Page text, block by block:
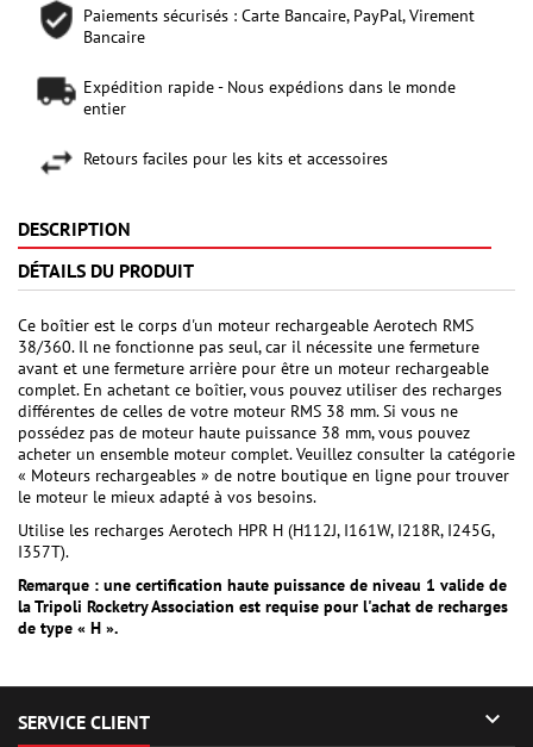
Paiements sécurisés : Carte Bancaire, PayPal, Virement
Bancaire
Expédition rapide - Nous expédions dans le monde
entier
Retours faciles pour les kits et accessoires
DESCRIPTION
DÉTAILS DU PRODUIT
Ce boîtier est le corps d'un moteur rechargeable Aerotech RMS
38/360. Il ne fonctionne pas seul, car il nécessite une fermeture
avant et une fermeture arrière pour être un moteur rechargeable
complet. En achetant ce boîtier, vous pouvez utiliser des recharges
différentes de celles de votre moteur RMS 38 mm. Si vous ne
possédez pas de moteur haute puissance 38 mm, vous pouvez
acheter un ensemble moteur complet. Veuillez consulter la catégorie
« Moteurs rechargeables » de notre boutique en ligne pour trouver
le moteur le mieux adapté à vos besoins.
Utilise les recharges Aerotech HPR H (H112J, I161W, I218R, I245G,
I357T).
Remarque : une certification haute puissance de niveau 1 valide de
la Tripoli Rocketry Association est requise pour l'achat de recharges
de type « H ».
SERVICE CLIENT 